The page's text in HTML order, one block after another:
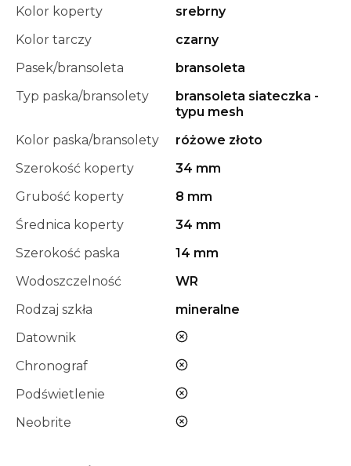
Kolor koperty
srebrny
Kolor tarczy
czarny
Pasek/bransoleta
bransoleta
Typ paska/bransolety
bransoleta siateczka -
typu mesh
Kolor paska/bransolety
różowe złoto
Szerokość koperty
34 mm
Grubość koperty
8 mm
Średnica koperty
34 mm
Szerokość paska
14 mm
Wodoszczelność
WR
Rodzaj szkła
mineralne
Datownik
nie
Chronograf
nie
Podświetlenie
nie
Neobrite
nie